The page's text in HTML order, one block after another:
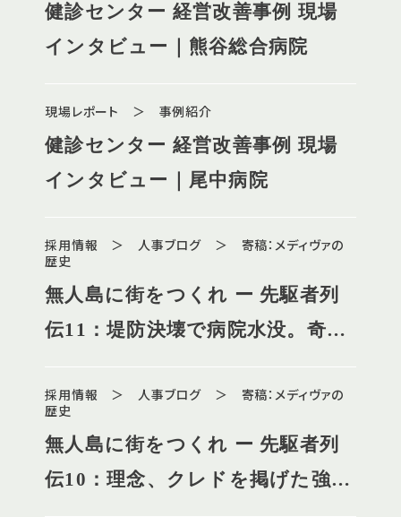
健診センター 経営改善事例 現場
インタビュー｜熊谷総合病院
現場レポート ＞ 事例紹介
健診センター 経営改善事例 現場
インタビュー｜尾中病院
採用情報 ＞ 人事ブログ ＞ 寄稿：メディヴァの
歴史
無人島に街をつくれ ー 先駆者列
伝11：堤防決壊で病院水没。奇跡
採用情報 ＞ 人事ブログ ＞ 寄稿：メディヴァの
歴史
無人島に街をつくれ ー 先駆者列
伝10：理念、クレドを掲げた強い